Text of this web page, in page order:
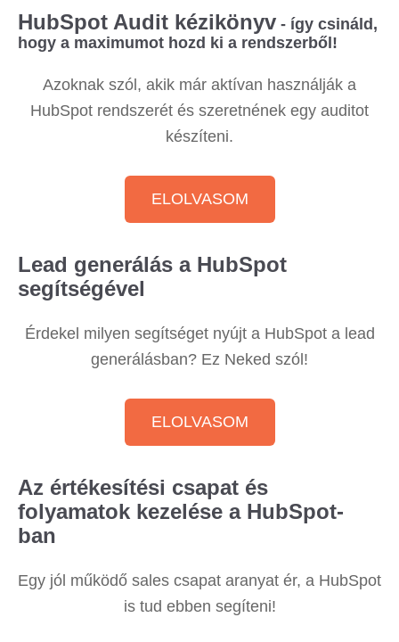
HubSpot Audit kézikönyv - így csináld,
hogy a maximumot hozd ki a rendszerből!
Azoknak szól, akik már aktívan használják a
HubSpot rendszerét és szeretnének egy auditot
készíteni.
ELOLVASOM
Lead generálás a HubSpot
segítségével
Érdekel milyen segítséget nyújt a HubSpot a lead
generálásban? Ez Neked szól!
ELOLVASOM
Az értékesítési csapat és
folyamatok kezelése a HubSpot-
ban
Egy jól működő sales csapat aranyat ér, a HubSpot
is tud ebben segíteni!